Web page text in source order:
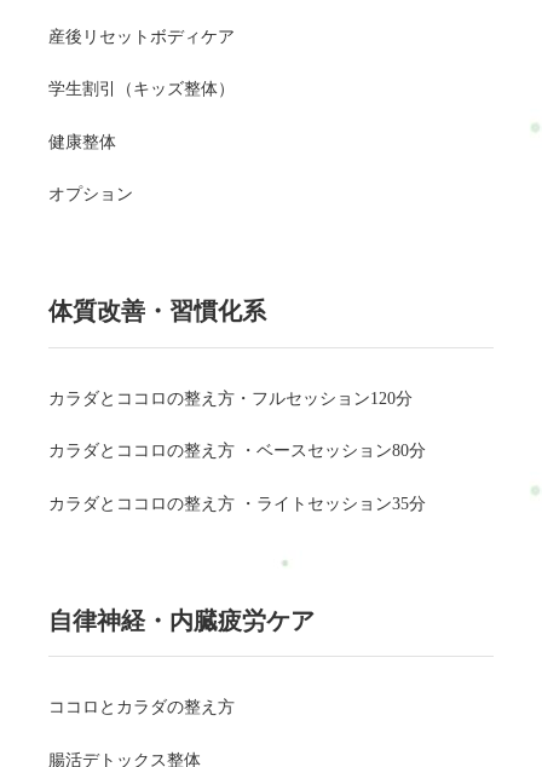
産後リセットボディケア
学生割引（キッズ整体）
健康整体
オプション
体質改善・習慣化系
カラダとココロの整え方・フルセッション120分
カラダとココロの整え方 ・ベースセッション80分
カラダとココロの整え方 ・ライトセッション35分
自律神経・内臓疲労ケア
ココロとカラダの整え方
腸活デトックス整体